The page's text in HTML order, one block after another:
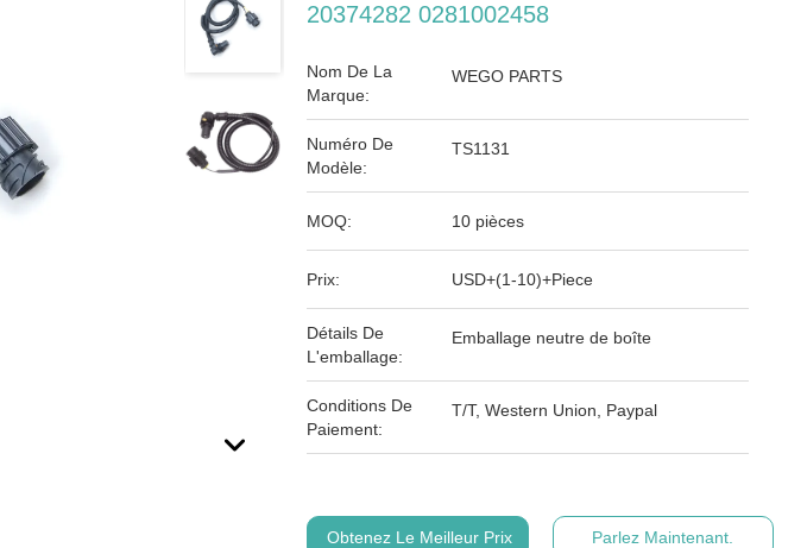
20374282 0281002458
Nom De La
Marque:
WEGO PARTS
Numéro De
Modèle:
TS1131
MOQ: 10 pièces
Prix: USD+(1-10)+Piece
Détails De
L'emballage:
Emballage neutre de boîte
Conditions De
Paiement:
T/T, Western Union, Paypal
Obtenez Le Meilleur Prix Parlez Maintenant.